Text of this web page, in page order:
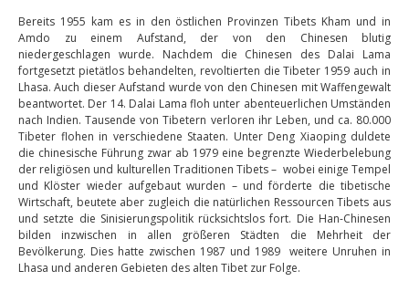
Bereits 1955 kam es in den östlichen Provinzen Tibets Kham und in
Amdo zu einem Aufstand, der von den Chinesen blutig
niedergeschlagen wurde. Nachdem die Chinesen des Dalai Lama
fortgesetzt pietätlos behandelten, revoltierten die Tibeter 1959 auch in
Lhasa. Auch dieser Aufstand wurde von den Chinesen mit Waffengewalt
beantwortet. Der 14. Dalai Lama floh unter abenteuerlichen Umständen
nach Indien. Tausende von Tibetern verloren ihr Leben, und ca. 80.000
Tibeter flohen in verschiedene Staaten. Unter Deng Xiaoping duldete
die chinesische Führung zwar ab 1979 eine begrenzte Wiederbelebung
der religiösen und kulturellen Traditionen Tibets – wobei einige Tempel
und Klöster wieder aufgebaut wurden – und förderte die tibetische
Wirtschaft, beutete aber zugleich die natürlichen Ressourcen Tibets aus
und setzte die Sinisierungspolitik rücksichtslos fort. Die Han-Chinesen
bilden inzwischen in allen größeren Städten die Mehrheit der
Bevölkerung. Dies hatte zwischen 1987 und 1989 weitere Unruhen in
Lhasa und anderen Gebieten des alten Tibet zur Folge.